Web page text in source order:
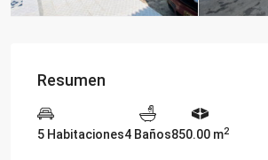
Resumen
5 Habitaciones4 Baños850.00 m2